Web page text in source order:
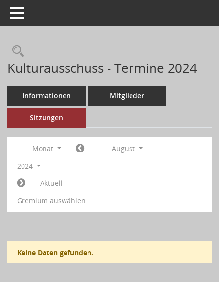
Toggle navigation
Kulturausschuss - Termine 2024
Informationen Mitglieder
Sitzungen
Monat
August
2024
Aktuell
Gremium auswählen
Keine Daten gefunden.